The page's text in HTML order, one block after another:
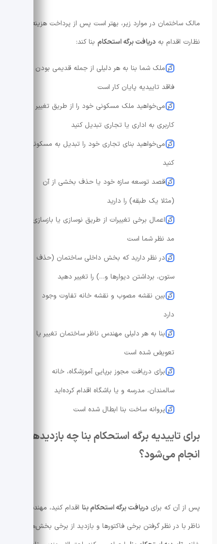
مالک ساختمان در موارد زیر، بهتر است پس از پرداخت هزینه
نظارت اقدام به دریافت برگه استحکام بنا کند:
اگر ملک شما بنا به هر دلیلی از جمله قدیمی بودن
فاقد تاییدیه پایان کار است
اگر می‌خواهید ملک مسکونی خود را از طریق تغییر
کاربری به اداری یا تجاری تبدیل کنید
اگر می‌خواهید بنای تجاری خود را تبدیل به مسکونی
کنید
اگر قصد توسعه سازه خود یا حذف بخشی از آن
(مثلا یک طبقه) را دارید
اگر اعمال برخی تغییرات از طریق نوسازی یا بازسازی
مد نظر شما است
اگر در نظر دارید که بخش داخلی ساختمان (حذف
ستون، برداشتن دیوارها و…) را تغییر دهید
اگر بین نقشه مصوب و نقشه خانه تفاوت وجود
دارد
اگر بنا به هر دلیلی مهندس ناظر ساختمان تغییر یا
تعویض شده است
اگر برای دریافت مجوز برپایی آموزشگاه، خانه
سالمندان، مدرسه و یا باشگاه اقدام کرده‌اید
اگر پروانه ساخت بنا ابطال شده است
برای تاییدیه برگه استحکام بنا چه بازدیدهایی
انجام می‌شود؟
پس از آن که برای دریافت برگه استحکام بنا اقدام کنید، مهندس
ناظر با در نظر گرفتن برخی فاکتورها و بازدید از برخی بخش‌های